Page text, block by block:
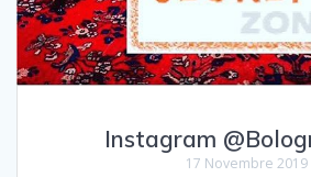
Instagram
17 Novembre 2019